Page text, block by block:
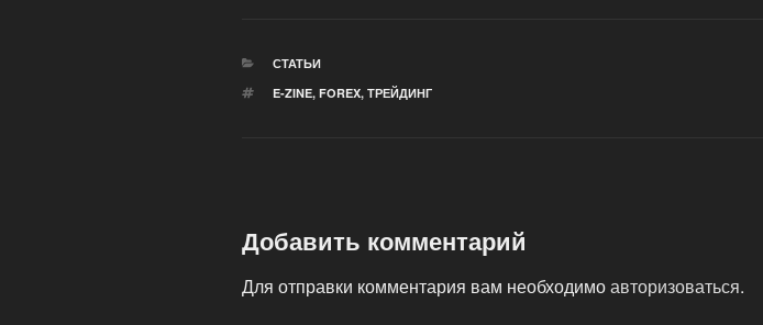
РУБРИКИ
СТАТЬИ
МЕТКИ
E-ZINE, FOREX, ТРЕЙДИНГ
Добавить комментарий
Для отправки комментария вам необходимоавторизоваться.